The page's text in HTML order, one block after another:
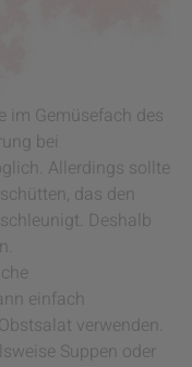
im Gemüsefach des
bei
Allerdings sollte
das den
Deshalb
einfach
verwenden.
Suppen oder